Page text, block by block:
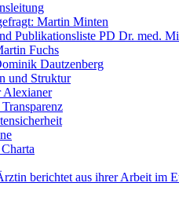
Martin Minten
Publikationsliste PD Dr. med.
Fuchs
Dautzenberg
und Struktur
Alexianer
berichtet aus ihrer Arbeit im